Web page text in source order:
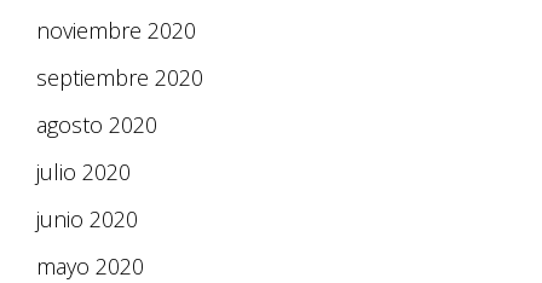
noviembre 2020
septiembre 2020
agosto 2020
julio 2020
junio 2020
mayo 2020